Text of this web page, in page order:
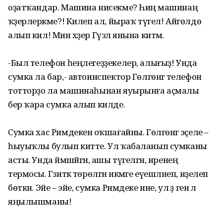
оҙатҡандар. Машина нисекме? Һиңә машинаң
ҡәҙерлерәкме?! Килеп ал, йыраҡ түгел! Айгөлдө
алып кил! Мин хәҙер Гүзәл янына китәм.
-Был телефон һеңлегеҙҙекелер, алығыҙ! Унда
сумка ла бар,- автоинспектор Гөлгөнәгә телефон
тотторҙо ла машинаһынан яуырынға аҫмалы
бер ҡара сумка алып килде.
Сумка хас Римдекенә оҡшағайны. Гөлгөнәгә эҫеле –
һыуыҡлы булып китте. Ул ҡабаланып сумканы
асты. Унда йәмшәйгән, ашы түгелгән, иренең
термосы. Гәзиткә төрөлгән икмәге еүешләнеп, иҙелеп
бөткән. Эйе – эйе, сумка Римдеке ине, ул әҙ генә лә
яңылышманы!